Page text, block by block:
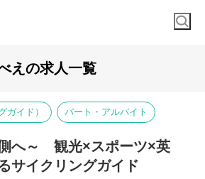
えの求人一覧
ガイド） パート・アルバイト
へ～ 観光×スポーツ×英
サイクリングガイド